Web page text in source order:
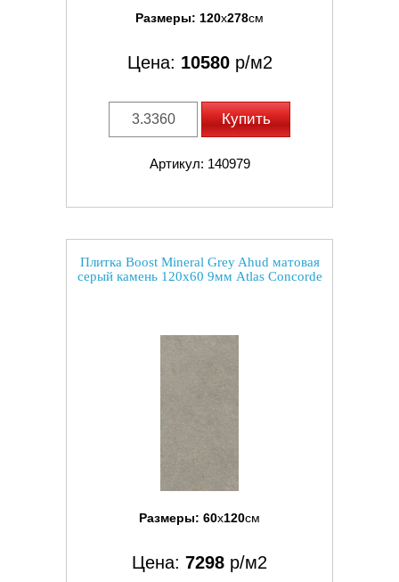
Размеры: 120x278см
Цена: 10580р/м2
Купить
Артикул: 140979
Плитка Boost Mineral Grey Ahud матовая
серый камень 120x60 9мм Atlas Concorde
Размеры: 60x120см
Цена: 7298 р/м2